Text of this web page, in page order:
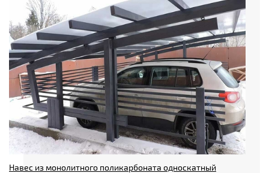
Навес из монолитного поликарбоната односкатный